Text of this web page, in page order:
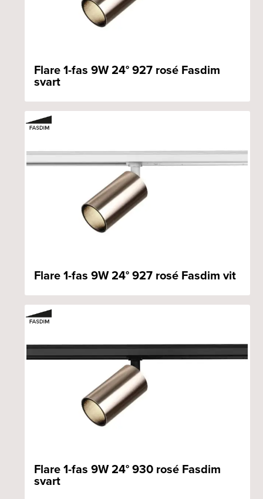
Flare 1-fas 9W 24° 927 rosé Fasdim
svart
Flare 1-fas 9W 24° 927 rosé Fasdim vit
Flare 1-fas 9W 24° 930 rosé Fasdim
svart